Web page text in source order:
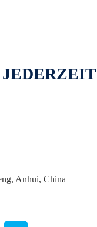
Anhui, China